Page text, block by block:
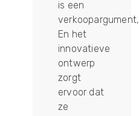
is een
verkoopargument,
En het
innovatieve
ontwerp
zorgt
ervoor dat
ze